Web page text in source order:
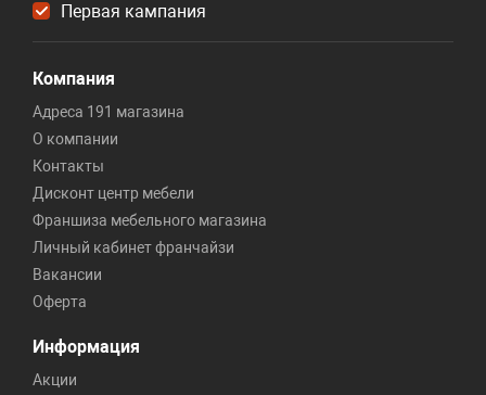
Первая кампания
Компания
Адреса 191 магазина
О компании
Контакты
Дисконт центр мебели
Франшиза мебельного магазина
Личный кабинет франчайзи
Вакансии
Оферта
Информация
Акции